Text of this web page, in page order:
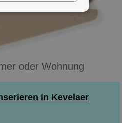
oder Wohnung
in Kevelaer